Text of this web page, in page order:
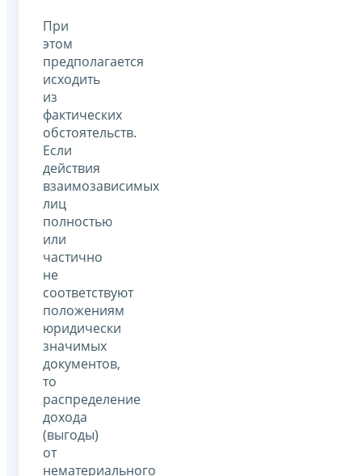
При
этом
предполагается
исходить
из
фактических
обстоятельств.
Если
действия
взаимозависимых
лиц
полностью
или
частично
не
соответствуют
положениям
юридически
значимых
документов,
то
распределение
дохода
(выгоды)
от
нематериального